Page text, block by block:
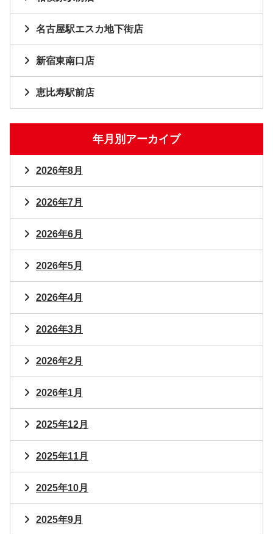
名古屋駅エスカ地下街店
新宿東南口店
恵比寿駅前店
年月別アーカイブ
2026年8月
2026年7月
2026年6月
2026年5月
2026年4月
2026年3月
2026年2月
2026年1月
2025年12月
2025年11月
2025年10月
2025年9月